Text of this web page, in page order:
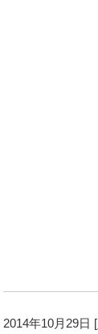
2014年10月29日 [